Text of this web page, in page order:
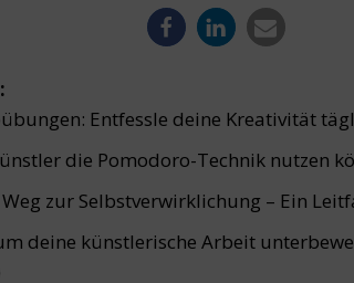
Entfessle deine Kreativität
die Pomodoro-Technik nutzen
zur Selbstverwirklichung – Ein
deine künstlerische Arbeit